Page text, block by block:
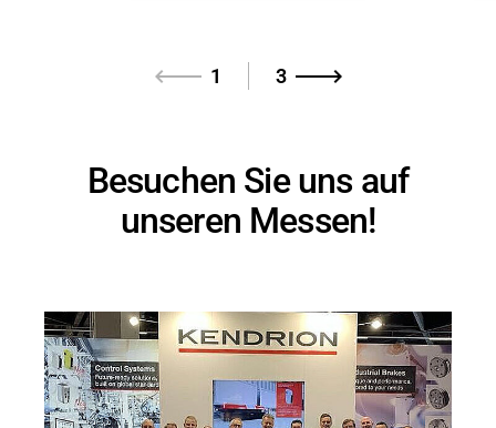
1 3
Besuchen Sie uns auf
unseren Messen!